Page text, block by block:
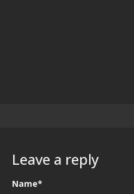
Leave a reply
Name*